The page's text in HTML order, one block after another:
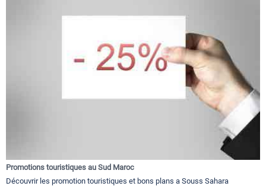
Promotions touristiques au Sud Maroc
Découvrir les promotion touristiques et bons plans a Souss Sahara